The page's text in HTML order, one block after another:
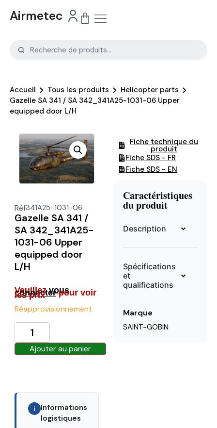
Airmetec
Accueil Tous les produits
Helicopter parts
Gazelle SA 341 / SA 342_341A25-1031-06 Upper
equipped door L/H
Réf341A25-1031-06
Gazelle SA 341 /
SA 342_341A25-
1031-06 Upper
equipped door
L/H
Veuillezvous
connecterpour voir
les prix
Réapprovisionnement
Ajouter au panier
i
Informations
logistiques
Fiche technique du
produit
Fiche SDS - FR
Fiche SDS - EN
Caractéristiques
du produit
Description
Spécifications
et
qualifications
Marque
SAINT-GOBIN